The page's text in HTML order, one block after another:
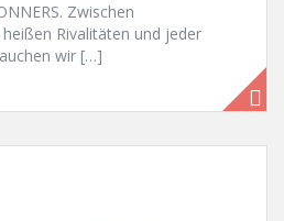
Zwischen
Rivalitäten und jeder
wir […]